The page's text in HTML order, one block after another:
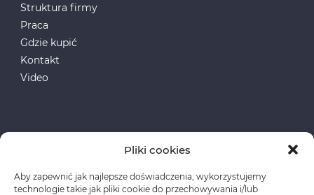
Pliki cookies
Aby zapewnić jak najlepsze doświadczenia, wykorzystujemy
technologie takie jak pliki cookie do przechowywania i/lub
Struktura firmy
Praca
Gdzie kupić
Kontakt
Video
Fundusze Europejskie